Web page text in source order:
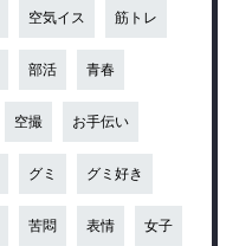
空気イス 筋トレ
部活 青春
空撮 お手伝い
グミ グミ好き
苦悶 表情 女子